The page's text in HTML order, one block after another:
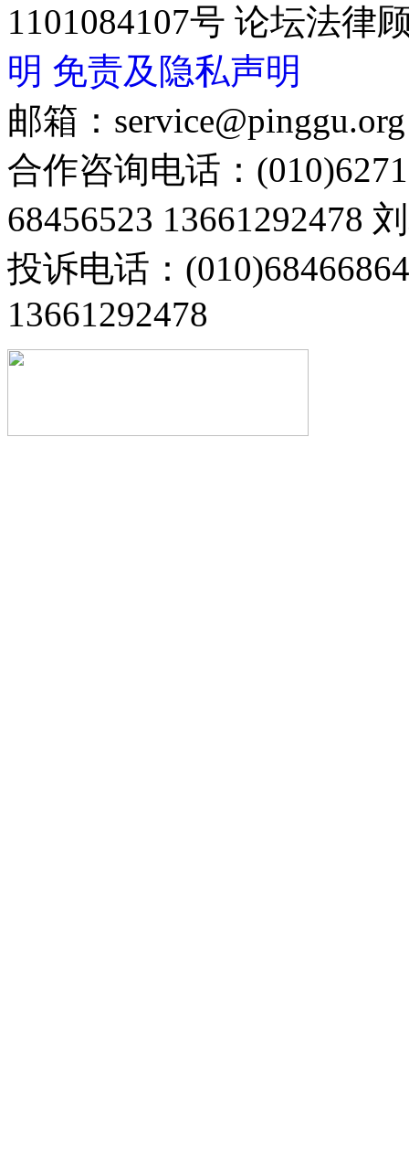
1101084107号 论坛法律
明 免责及隐私声明
邮箱：service@pinggu.org
合作咨询电话：
68456523 13661292478
投诉电话：
13661292478